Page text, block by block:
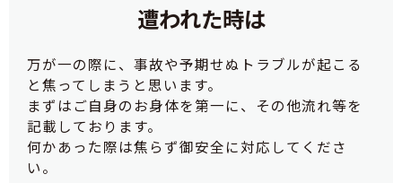
遭われた時は
万が一の際に、事故や予期せぬトラブルが起こる
と焦ってしまうと思います。
まずはご自身のお身体を第一に、その他流れ等を
記載しております。
何かあった際は焦らず御安全に対応してくださ
い。